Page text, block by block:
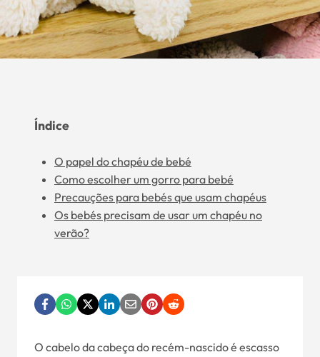
Índice
O papel do chapéu de bebé
Como escolher um gorro para bebé
Precauções para bebés que usam chapéus
Os bebés precisam de usar um chapéu no
verão?
O cabelo da cabeça do recém-nascido é escasso